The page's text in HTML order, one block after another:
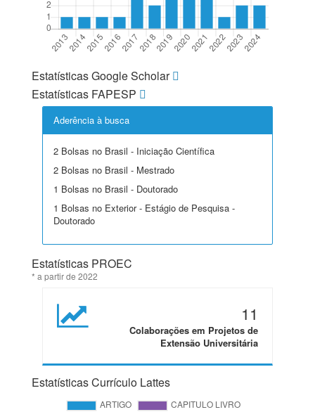
Estatísticas Google Scholar
Estatísticas FAPESP
Aderência à busca
2 Bolsas no Brasil - Iniciação Científica
2 Bolsas no Brasil - Mestrado
1 Bolsas no Brasil - Doutorado
1 Bolsas no Exterior - Estágio de Pesquisa -
Doutorado
Estatísticas PROEC
* a partir de 2022
11
Colaborações em Projetos de
Extensão Universitária
Estatísticas Currículo Lattes